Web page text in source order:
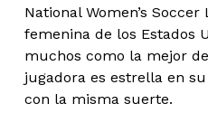
National Women’s
femenina de los Estados
muchos como la mejor
jugadora es estrella en
con la misma suerte.